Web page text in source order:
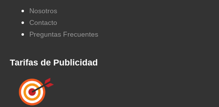
Nosotros
Contacto
Preguntas Frecuentes
Tarifas de Publicidad